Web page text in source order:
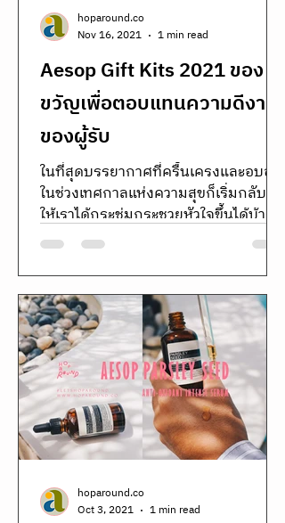
Aesop Gift Kits 2021 ของ
ขวัญเพื่อตอบแทนความดีงาม
ของผู้รับ
ในที่สุดบรรยากาศที่ครื้นเครงและอบอุ่น
ในช่วงเทศกาลแห่งความสุขก็เริ่มกลับมา
ให้เราได้กระชุ่มกระชวยหัวใจขึ้นได้บ้าง...
hoparound.co
Nov 16, 2021
1 min read
hoparound.co
Oct 3, 2021
1 min read